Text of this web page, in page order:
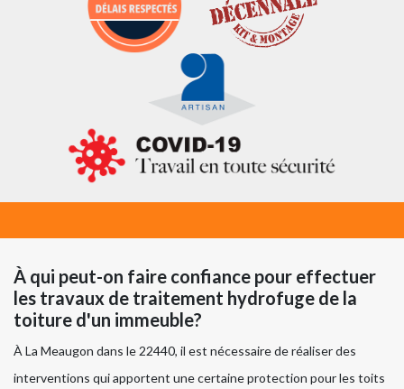
À qui peut-on faire confiance pour effectuer
les travaux de traitement hydrofuge de la
toiture d'un immeuble?
À La Meaugon dans le 22440, il est nécessaire de réaliser des
interventions qui apportent une certaine protection pour les toits